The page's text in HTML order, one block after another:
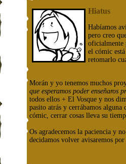
Hiatus
Habíamos
pero creo
oficialmente
el cómic
retomarlo
Morán y yo tenemos muchos
que esperamos poder enseñaros
todos ellos + El Vosque y nos
pasito atrás y cerrábamos alguna
cómic, cerrar cosas lleva su
Os agradecemos la paciencia y
decidamos volver avisaremos